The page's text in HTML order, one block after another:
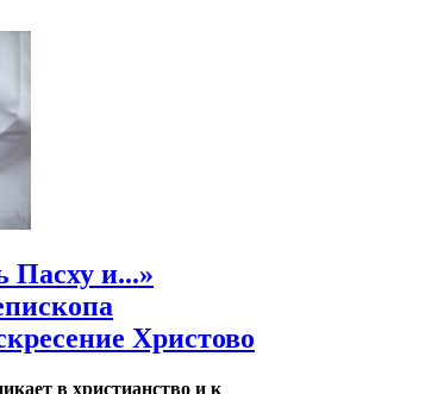
Пасху и...»
Христово
в христианство и к